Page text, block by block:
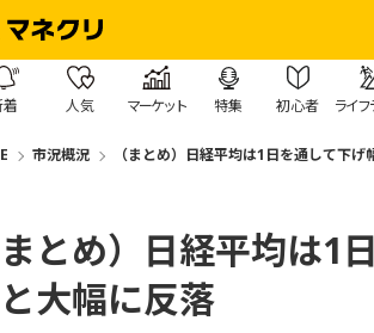
人気 マーケット 特集 初心者 ライ
市況概況 （まとめ）日経平均は1日を通して下
まとめ）日経平均は1
大幅に反落